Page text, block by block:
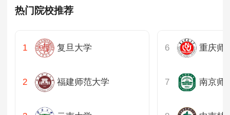
热门院校推荐
复旦大学
福建师范大学
重庆师
南京师